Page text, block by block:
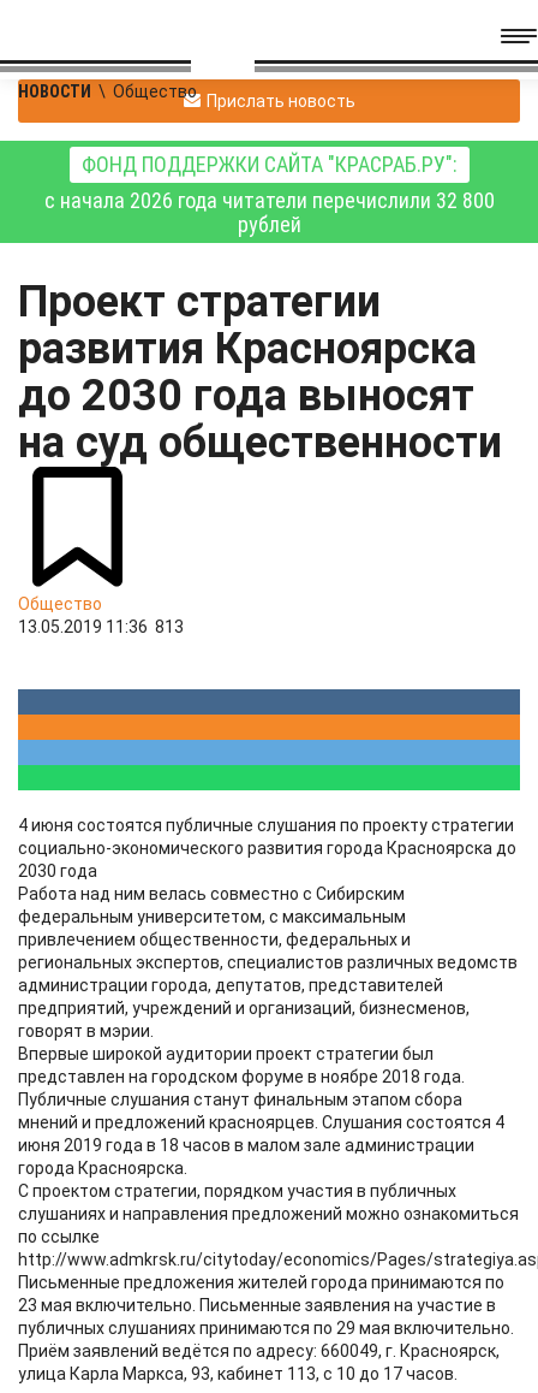
НОВОСТИ \ Общество Прислать новость
ФОНД ПОДДЕРЖКИ САЙТА "КРАСРАБ.РУ":
с начала 2026 года читатели перечислили 32 800
рублей
Проект стратегии
развития Красноярска
до 2030 года выносят
на суд общественности
Общество
13.05.2019 11:36 813
4 июня состоятся публичные слушания по проекту стратегии
социально-экономического развития города Красноярска до
2030 года
Работа над ним велась совместно с Сибирским
федеральным университетом, с максимальным
привлечением общественности, федеральных и
региональных экспертов, специалистов различных ведомств
администрации города, депутатов, представителей
предприятий, учреждений и организаций, бизнесменов,
говорят в мэрии.
Впервые широкой аудитории проект стратегии был
представлен на городском форуме в ноябре 2018 года.
Публичные слушания станут финальным этапом сбора
мнений и предложений красноярцев. Слушания состоятся 4
июня 2019 года в 18 часов в малом зале администрации
города Красноярска.
С проектом стратегии, порядком участия в публичных
слушаниях и направления предложений можно ознакомиться
по ссылке
http://www.admkrsk.ru/citytoday/economics/Pages/
Письменные предложения жителей города принимаются по
23 мая включительно. Письменные заявления на участие в
публичных слушаниях принимаются по 29 мая включительно.
Приём заявлений ведётся по адресу: 660049, г. Красноярск,
улица Карла Маркса, 93, кабинет 113, с 10 до 17 часов.